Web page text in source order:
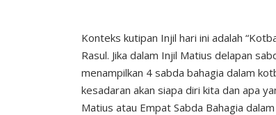
Konteks kutipan Injil hari ini adalah
Rasul. Jika dalam Injil Matius delapan
menampilkan 4 sabda bahagia dalam
kesadaran akan siapa diri kita dan apa
Matius atau Empat Sabda Bahagia